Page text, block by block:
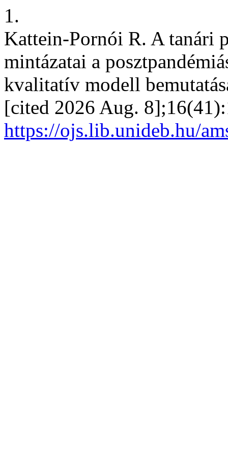
1.
Kattein-Pornói R. A tanári
mintázatai a
kvalitatív modell
[cited 2026 Aug.
https://ojs.lib.unideb.hu/